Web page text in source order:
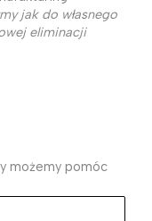
jak do własnego
eliminacji
możemy pomóc